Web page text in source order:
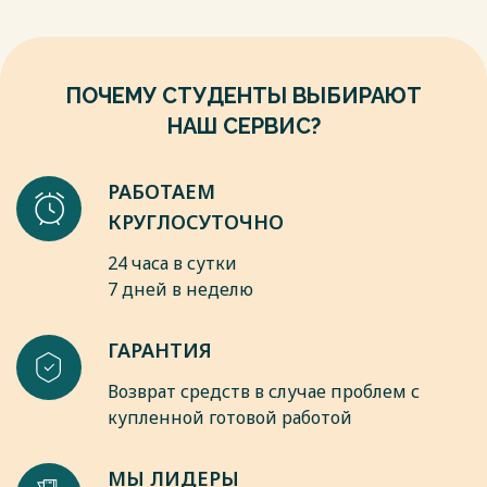
Весь текст будет доступенпосле покупки
Весь текст будет доступен
ПОЧЕМУ СТУДЕНТЫ ВЫБИРАЮТ
НАШ СЕРВИС?
РАБОТАЕМ
КРУГЛОСУТОЧНО
24 часа в сутки
7 дней в неделю
ГАРАНТИЯ
Возврат средств в случае проблем с
купленной готовой работой
МЫ ЛИДЕРЫ